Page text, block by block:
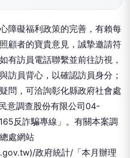
障礙福利政策的完善，有賴每
顧者的寶貴意見，誠摯邀請符
有訪員電話聯繫並前往訪視，
訪員背心，以確認訪員身分；
問，可洽詢彰化縣政府社會處
意調查股份有限公司04-
反詐騙專線」。有關本案調
處網站
政府統計/「本月辦理